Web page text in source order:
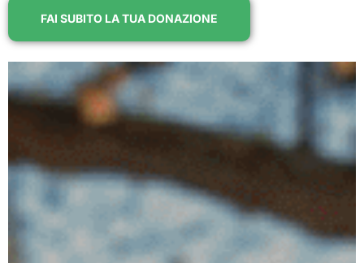
FAI SUBITO LA TUA DONAZIONE